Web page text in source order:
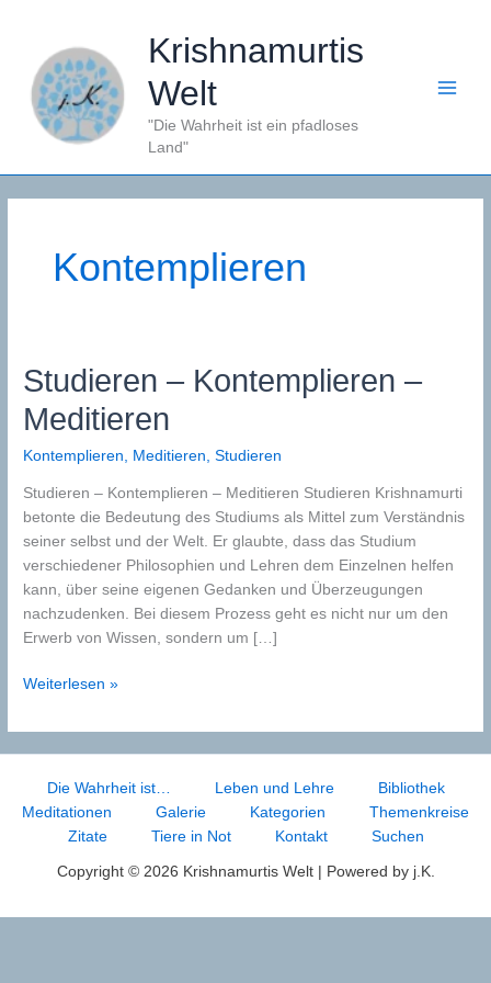
springen
Krishnamurtis
Welt
"Die Wahrheit ist ein pfadloses
Land"
Kontemplieren
Studieren – Kontemplieren –
Meditieren
Kontemplieren Meditieren ,Studieren
Studieren – Kontemplieren – Meditieren Studieren Krishnamurti
betonte die Bedeutung des Studiums als Mittel zum Verständnis
seiner selbst und der Welt. Er glaubte, dass das Studium
verschiedener Philosophien und Lehren dem Einzelnen helfen
kann, über seine eigenen Gedanken und Überzeugungen
nachzudenken. Bei diesem Prozess geht es nicht nur um den
Erwerb von Wissen, sondern um […]
Studieren
Kontemplieren
–
Meditieren
Weiterlesen »
Die Wahrheit ist… Leben und Lehre
Bibliothek
Meditationen
Galerie Kategorien
Themenkreise
Zitate
Tiere in Not Kontakt Suchen
Copyright © 2026 Krishnamurtis Welt | Powered by j.K.